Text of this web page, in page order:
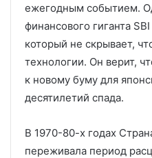
ежегодным событием.
финансового гиганта
который не скрывает,
технологии. Он верит,
к новому буму для
десятилетий спада.
В 1970-80-х годах
переживала период